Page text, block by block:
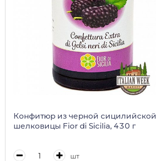
Конфитюр из черной сицилийской
шелковицы Fior di Sicilia, 430 г
шт